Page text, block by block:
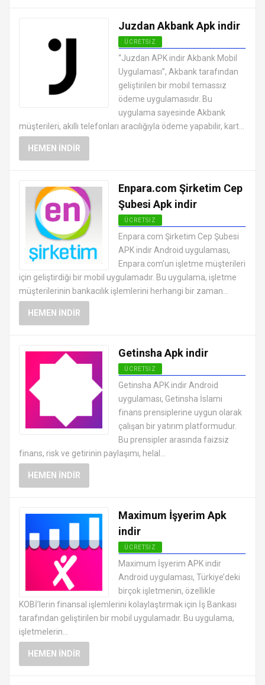
Juzdan Akbank Apk indir
ÜCRETSIZ
ANDROID FINANS UYGULAMALARI
APK
“Juzdan APK indir Akbank Mobil
Uygulaması”, Akbank tarafından
geliştirilen bir mobil temassız
ödeme uygulamasıdır. Bu
uygulama sayesinde Akbank
müşterileri, akıllı telefonları aracılığıyla ödeme yapabilir, kart...
HEMEN İNDIR
Enpara.com Şirketim Cep
Şubesi Apk indir
ÜCRETSIZ
ANDROID FINANS UYGULAMALARI
APK
Enpara.com Şirketim Cep Şubesi
APK indir Android uygulaması,
Enpara.com’un işletme müşterileri
için geliştirdiği bir mobil uygulamadır. Bu uygulama, işletme
müşterilerinin bankacılık işlemlerini herhangi bir zaman...
HEMEN İNDIR
Getinsha Apk indir
ÜCRETSIZ
ANDROID FINANS UYGULAMALARI
APK
Getinsha APK indir Android
uygulaması, Getinsha İslami
finans prensiplerine uygun olarak
çalışan bir yatırım platformudur.
Bu prensipler arasında faizsiz
finans, risk ve getirinin paylaşımı, helal...
HEMEN İNDIR
Maximum İşyerim Apk
indir
ÜCRETSIZ
ANDROID FINANS UYGULAMALARI
APK
Maximum İşyerim APK indir
Android uygulaması, Türkiye’deki
birçok işletmenin, özellikle
KOBİ’lerin finansal işlemlerini kolaylaştırmak için İş Bankası
tarafından geliştirilen bir mobil uygulamadır. Bu uygulama,
işletmelerin...
HEMEN İNDIR